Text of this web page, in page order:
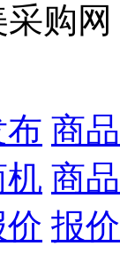
购网
商
商
报